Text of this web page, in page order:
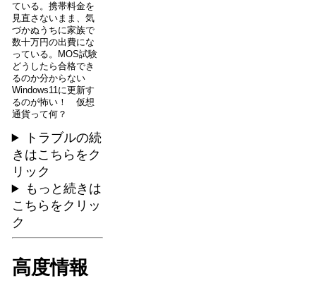
ている。携帯料金を
見直さないまま、気
づかぬうちに家族で
数十万円の出費にな
っている。MOS試験
どうしたら合格でき
るのか分からない
Windows11に更新す
るのが怖い！ 仮想
通貨って何？
トラブルの続
きはこちらをク
リック
もっと続きは
こちらをクリッ
ク
高度情報